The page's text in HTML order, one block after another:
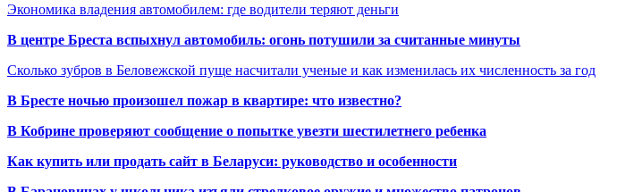
Экономика владения автомобилем: где водители теряют деньги
В центре Бреста вспыхнул автомобиль: огонь потушили за считанные минуты
Сколько зубров в Беловежской пуще насчитали ученые и как изменилась их численность за год
В Бресте ночью произошел пожар в квартире: что известно?
В Кобрине проверяют сообщение о попытке увезти шестилетнего ребенка
Как купить или продать сайт в Беларуси: руководство и особенности